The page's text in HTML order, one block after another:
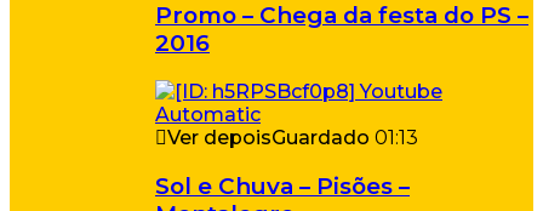
Promo – Chega da festa do PS –
2016
Ver depoisGuardado 01:13
Sol e Chuva – Pisões –